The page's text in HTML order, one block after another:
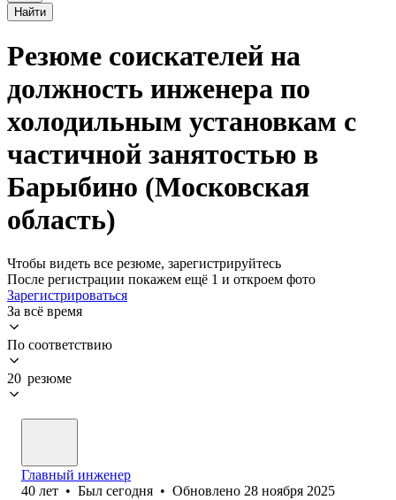
Найти
Резюме соискателей на
должность инженера по
холодильным установкам с
частичной занятостью в
Барыбино (Московская
область)
Чтобы видеть все резюме, зарегистрируйтесь
После регистрации покажем ещё 1 и откроем фото
Зарегистрироваться
За всё время
По соответствию
20 резюме
Главный инженер
40 лет • Был сегодня • Обновлено 28 ноября 2025